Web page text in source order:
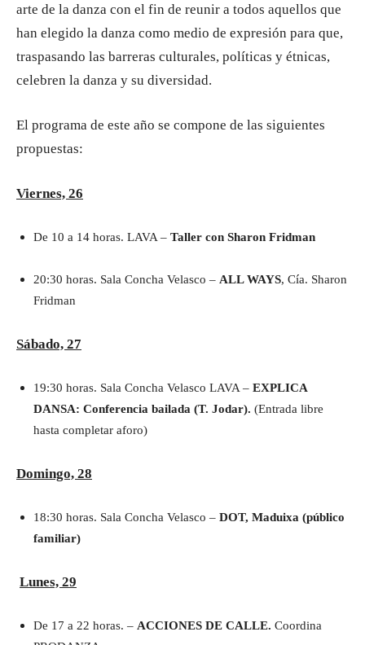
arte de la danza con el fin de reunir a todos aquellos que
han elegido la danza como medio de expresión para que,
traspasando las barreras culturales, políticas y étnicas,
celebren la danza y su diversidad.
El programa de este año se compone de las siguientes
propuestas:
Viernes, 26
De 10 a 14 horas. LAVA – Taller con Sharon Fridman
20:30 horas. Sala Concha Velasco – ALL WAYS, Cía. Sharon
Fridman
Sábado, 27
19:30 horas. Sala Concha Velasco LAVA – EXPLICA
DANSA: Conferencia bailada (T. Jodar). (Entrada libre
hasta completar aforo)
Domingo, 28
18:30 horas. Sala Concha Velasco – DOT, Maduixa (público
familiar)
Lunes, 29
De 17 a 22 horas. – ACCIONES DE CALLE. Coordina